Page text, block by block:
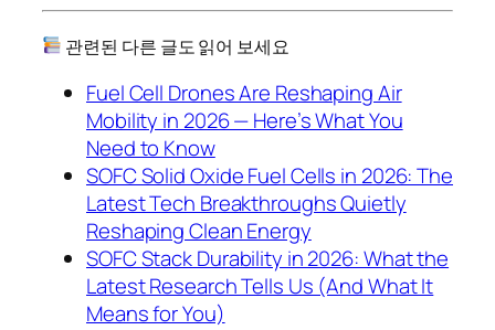
관련된 다른 글도 읽어 보세요
Fuel Cell Drones Are Reshaping Air
Mobility in 2026 — Here’s What You
Need to Know
SOFC Solid Oxide Fuel Cells in 2026: The
Latest Tech Breakthroughs Quietly
Reshaping Clean Energy
SOFC Stack Durability in 2026: What the
Latest Research Tells Us (And What It
Means for You)